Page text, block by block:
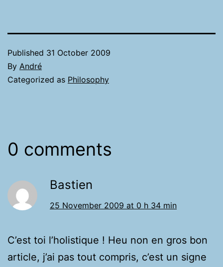
Published 31 October 2009
By André
Categorized as Philosophy
0 comments
Bastien
25 November 2009 at 0 h 34 min
C’est toi l’holistique ! Heu non en gros bon
article, j’ai pas tout compris, c’est un signe